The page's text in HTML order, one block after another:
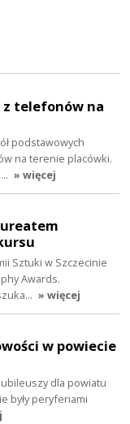
telefonów na
podstawowych
na terenie placówki.
» więcej
Sztuki w Szczecinie
Awards.
» więcej
w powiecie
dla powiatu
były peryferiami